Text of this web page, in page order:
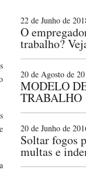
22 de Junho de
O
trabalho?
20 de Agosto de
MODELO
TRABALHO
20 de Junho de
Soltar fogos
multas e